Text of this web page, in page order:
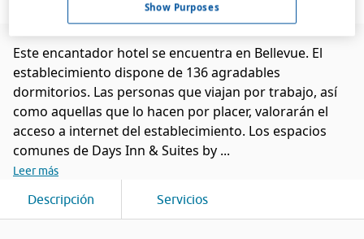
Este encantador hotel se encuentra en Bellevue. El
establecimiento dispone de 136 agradables
dormitorios. Las personas que viajan por trabajo, así
como aquellas que lo hacen por placer, valorarán el
acceso a internet del establecimiento. Los espacios
comunes de Days Inn & Suites by ...
Leer más
Descripción Servicios
Show Purposes